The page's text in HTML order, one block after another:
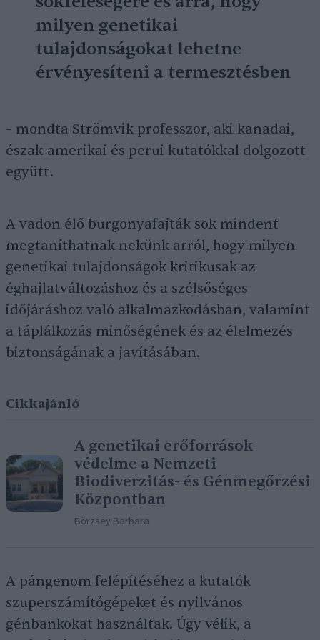
milyen genetikai
tulajdonságokat lehetne
érvényesíteni a termesztésben
– mondta Strömvik professzor, aki kanadai,
észak-amerikai és perui kutatókkal dolgozott
együtt.
A vadon élő burgonyafajták sok mindent
megtaníthatnak nekünk arról, hogy milyen
genetikai tulajdonságok kritikusak az
éghajlatváltozáshoz és a szélsőséges
időjáráshoz való alkalmazkodásban, valamint
a táplálkozás minőségének és az élelmezés
biztonságának a javításában.
Cikkajánló
A genetikai erőforrások
védelme a Nemzeti
Biodiverzitás- és Génmegőrzési
Központban
Börzsey Barbara
A pángenom felépítéséhez a kutatók
szuperszámítógépeket és nyilvános
génbankokat használtak. Úgy vélik, a